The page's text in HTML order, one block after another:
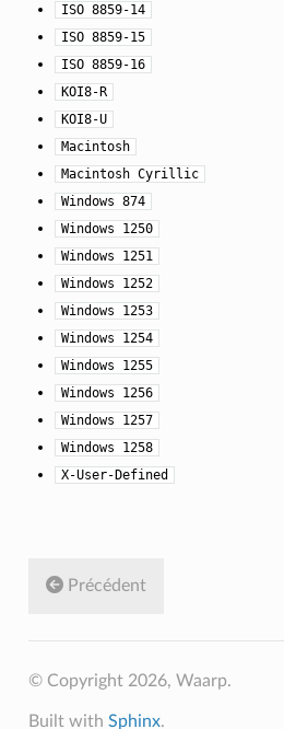
ISO 8859-14
ISO 8859-15
ISO 8859-16
KOI8-R
KOI8-U
Macintosh
Macintosh Cyrillic
Windows 874
Windows
1250
Windows
1251
Windows
1252
Windows
1253
Windows
1254
Windows
1255
Windows
1256
Windows
1257
Windows
1258
X-User-Defined
Précédent
© Copyright 2026, Waarp.
Built with Sphinx.